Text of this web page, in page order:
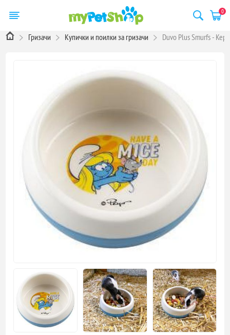
0
Гризачи Купички и поилки за гризачи Duvo Plus Smurfs -